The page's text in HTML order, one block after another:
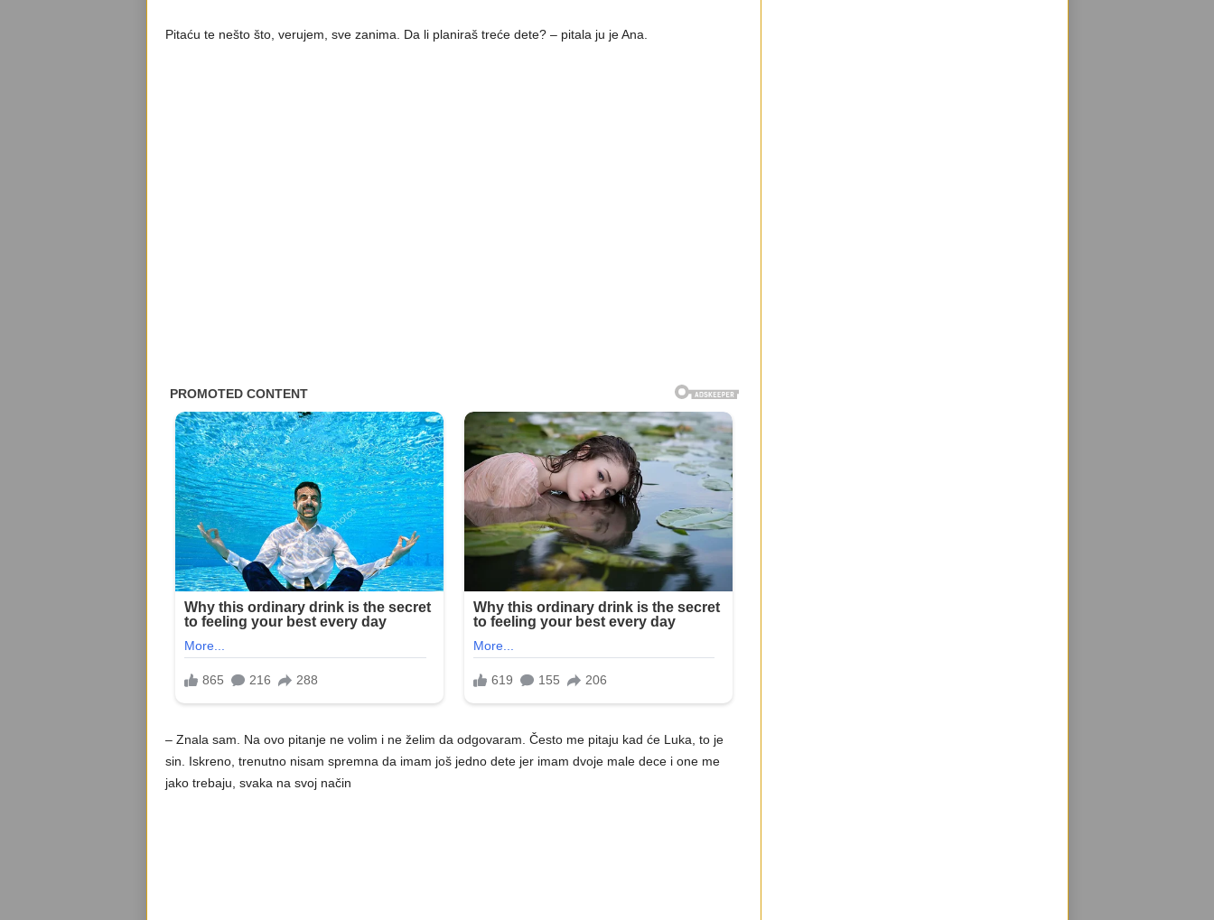
Pitaću te nešto što, verujem, sve zanima. Da li planiraš treće dete? – pitala ju je Ana.
– Znala sam. Na ovo pitanje ne volim i ne želim da odgovaram. Često me pitaju kad će Luka, to je
sin. Iskreno, trenutno nisam spremna da imam još jedno dete jer imam dvoje male dece i one me
jako trebaju, svaka na svoj način